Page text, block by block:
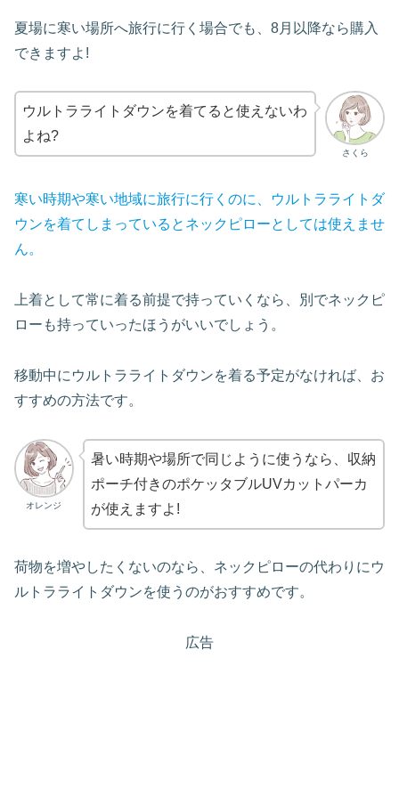
夏場に寒い場所へ旅行に行く場合でも、8月以降なら購入
できますよ!
さくら
ウルトラライトダウンを着てると使えないわ
よね?
寒い時期や寒い地域に旅行に行くのに、ウルトラライトダ
ウンを着てしまっているとネックピローとしては使えませ
ん。
上着として常に着る前提で持っていくなら、別でネックピ
ローも持っていったほうがいいでしょう。
移動中にウルトラライトダウンを着る予定がなければ、お
すすめの方法です。
オレンジ
暑い時期や場所で同じように使うなら、収納
ポーチ付きのポケッタブルUVカットパーカ
が使えますよ!
荷物を増やしたくないのなら、ネックピローの代わりにウ
ルトラライトダウンを使うのがおすすめです。
広告